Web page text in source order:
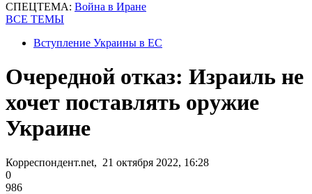
СПЕЦТЕМА: Война в Иране
ВСЕ ТЕМЫ
Вступление Украины в ЕС
Очередной отказ: Израиль не
хочет поставлять оружие
Украине
Корреспондент.net, 21 октября 2022, 16:28
0
986